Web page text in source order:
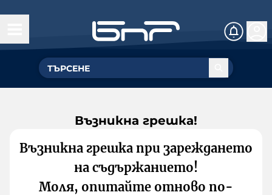
Възникна грешка!
Възникна грешка при зареждането
на съдържанието!
Моля, опитайте отново по-